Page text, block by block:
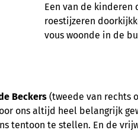
Een van de
roestijzeren
vous woonde in de
Beckers (tweede van rechts
ons altijd heel belangrijk
tentoon te stellen. En de